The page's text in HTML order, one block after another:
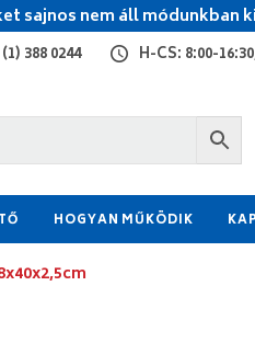
sajnos nem áll módunkban
388 0244 H-CS: 8:00-
HOGYAN MŰKÖDIK